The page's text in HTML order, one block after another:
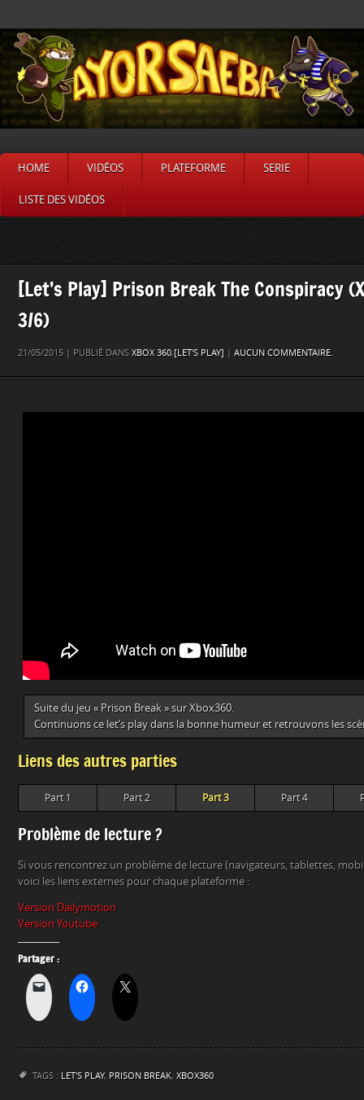
HOME VIDÉOS PLATEFORME SERIE
LISTE DES VIDÉOS
[Let’s Play] Prison Break The Conspiracy
3/6)
21/05/2015 | PUBLIÉ DANS XBOX 360,[LET'S PLAY] AUCUN COMMENTAIRE.
Suite du jeu « Prison Break » sur Xbox360.
Continuons ce let’s play dans la bonne humeur et retrouvons les
Liens des autres parties
Part 1 Part 2 Part 3 Part 4
Problème de lecture ?
Si vous rencontrez un problème de lecture (navigateurs, tablettes,
voici les liens externes pour chaque plateforme :
Version Dailymotion
Version Youtube
Partager :
TAGS : LET'S PLAY, PRISON BREAK, XBOX360